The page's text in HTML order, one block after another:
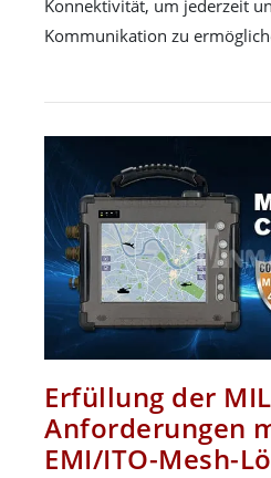
Konnektivität, um jederzeit
Kommunikation zu
Erfüllung der
Anforderungen
EMI/ITO-Mesh-